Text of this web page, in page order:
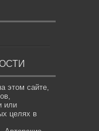
этом сайте,
или
целях в